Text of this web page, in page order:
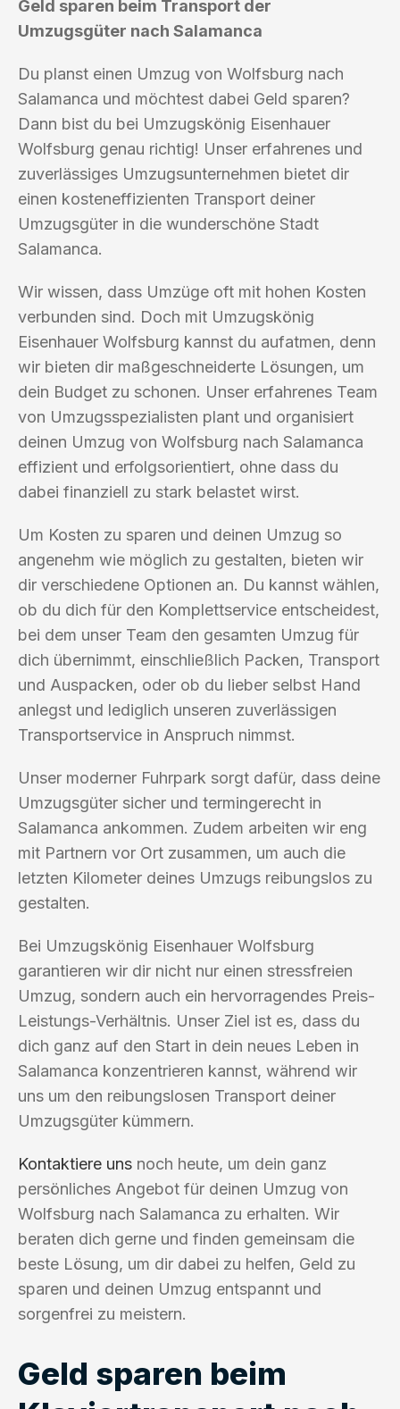
Geld sparen beim Transport der
Umzugsgüter nach Salamanca
Du planst einen Umzug von Wolfsburg nach
Salamanca und möchtest dabei Geld sparen?
Dann bist du bei Umzugskönig Eisenhauer
Wolfsburg genau richtig! Unser erfahrenes und
zuverlässiges Umzugsunternehmen bietet dir
einen kosteneffizienten Transport deiner
Umzugsgüter in die wunderschöne Stadt
Salamanca.
Wir wissen, dass Umzüge oft mit hohen Kosten
verbunden sind. Doch mit Umzugskönig
Eisenhauer Wolfsburg kannst du aufatmen, denn
wir bieten dir maßgeschneiderte Lösungen, um
dein Budget zu schonen. Unser erfahrenes Team
von Umzugsspezialisten plant und organisiert
deinen Umzug von Wolfsburg nach Salamanca
effizient und erfolgsorientiert, ohne dass du
dabei finanziell zu stark belastet wirst.
Um Kosten zu sparen und deinen Umzug so
angenehm wie möglich zu gestalten, bieten wir
dir verschiedene Optionen an. Du kannst wählen,
ob du dich für den Komplettservice entscheidest,
bei dem unser Team den gesamten Umzug für
dich übernimmt, einschließlich Packen, Transport
und Auspacken, oder ob du lieber selbst Hand
anlegst und lediglich unseren zuverlässigen
Transportservice in Anspruch nimmst.
Unser moderner Fuhrpark sorgt dafür, dass deine
Umzugsgüter sicher und termingerecht in
Salamanca ankommen. Zudem arbeiten wir eng
mit Partnern vor Ort zusammen, um auch die
letzten Kilometer deines Umzugs reibungslos zu
gestalten.
Bei Umzugskönig Eisenhauer Wolfsburg
garantieren wir dir nicht nur einen stressfreien
Umzug, sondern auch ein hervorragendes Preis-
Leistungs-Verhältnis. Unser Ziel ist es, dass du
dich ganz auf den Start in dein neues Leben in
Salamanca konzentrieren kannst, während wir
uns um den reibungslosen Transport deiner
Umzugsgüter kümmern.
Kontaktiere uns noch heute, um dein ganz
persönliches Angebot für deinen Umzug von
Wolfsburg nach Salamanca zu erhalten. Wir
beraten dich gerne und finden gemeinsam die
beste Lösung, um dir dabei zu helfen, Geld zu
sparen und deinen Umzug entspannt und
sorgenfrei zu meistern.
Geld sparen beim